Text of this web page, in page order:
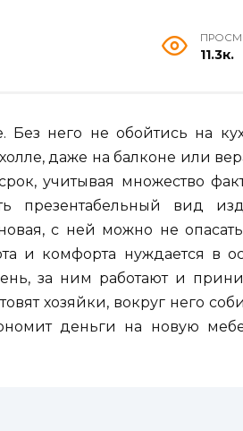
11.3к.
него не обойтись на
даже на балконе или
учитывая множество
презентабельный вид
с ней можно не
и комфорта нуждается в
за ним работают и
хозяйки, вокруг него
деньги на новую